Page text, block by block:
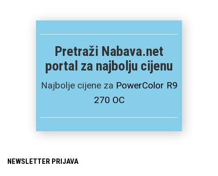
Pretraži Nabava.net
portal za najbolju cijenu
Najbolje cijene za PowerColor R9
270 OC
NEWSLETTER PRIJAVA